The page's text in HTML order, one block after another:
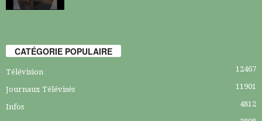
CATÉGORIE POPULAIRE
Télévision 12467
Journaux Télévisés 11901
Infos 4812